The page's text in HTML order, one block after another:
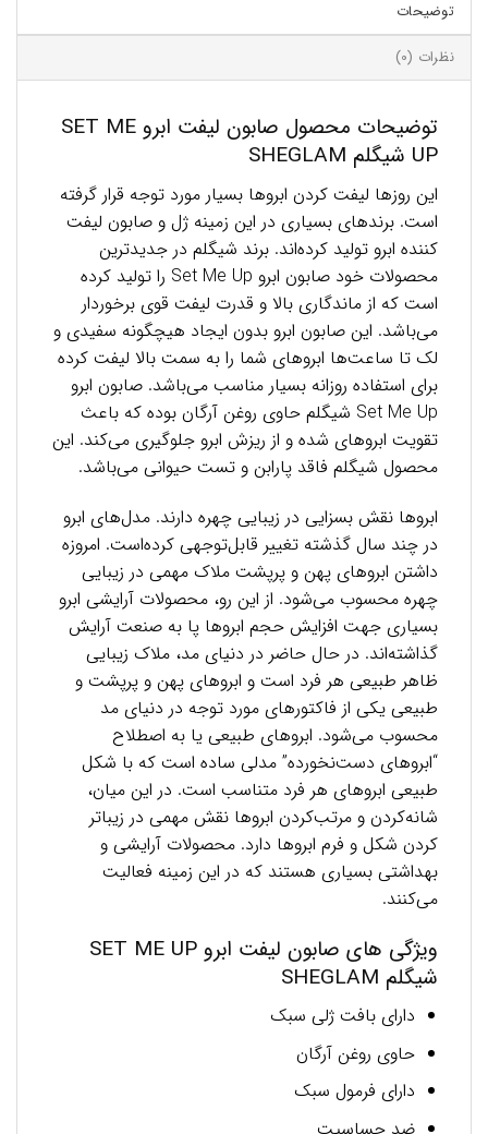
توضیحات
نظرات (0)
توضیحات محصول صابون لیفت ابرو SET ME
UP شیگلم SHEGLAM
این روزها لیفت کردن ابروها بسیار مورد توجه قرار گرفته
است. برندهای بسیاری در این زمینه ژل و صابون لیفت
کننده ابرو تولید کرده‌اند. برند شیگلم در جدیدترین
محصولات خود صابون ابرو Set Me Up را تولید کرده
است که از ماندگاری بالا و قدرت لیفت قوی برخوردار
می‌باشد. این صابون ابرو بدون ایجاد هیچگونه سفیدی و
لک تا ساعت‌ها ابروهای شما را به سمت بالا لیفت کرده
برای استفاده روزانه بسیار مناسب می‌باشد. صابون ابرو
Set Me Up شیگلم حاوی روغن آرگان بوده که باعث
تقویت ابروهای شده و از ریزش ابرو جلوگیری می‌کند. این
محصول شیگلم فاقد پارابن و تست حیوانی می‌باشد.
ابروها نقش بسزایی در زیبایی چهره دارند. مدل‌های ابرو
در چند سال گذشته تغییر قابل‌توجهی کرده‌است. امروزه
داشتن ابروهای پهن و پرپشت ملاک مهمی در زیبایی
چهره محسوب می‌شود. از این رو، محصولات آرایشی ابرو
بسیاری جهت افزایش حجم ابروها پا به صنعت آرایش
گذاشته‌اند. در حال حاضر در دنیای مد، ملاک زیبایی
ظاهر طبیعی هر فرد است و ابروهای پهن و پرپشت و
طبیعی یکی از فاکتورهای مورد توجه در دنیای مد
محسوب می‌شود. ابروهای طبیعی یا به اصطلاح
“ابروهای دست‌نخورده” مدلی ساده است که با شکل
طبیعی ابروهای هر فرد متناسب است. در این میان،
شانه‌کردن و مرتب‌کردن ابروها نقش مهمی در زیباتر
کردن شکل و فرم ابروها دارد. محصولات آرایشی و
بهداشتی بسیاری هستند که در این زمینه فعالیت
می‌کنند.
ویژگی های صابون لیفت ابرو SET ME UP
شیگلم SHEGLAM
دارای بافت ژلی سبک
حاوی روغن آرگان
دارای فرمول سبک